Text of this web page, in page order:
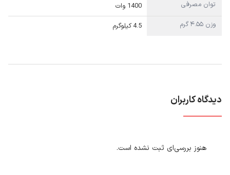
توان مصرفی
1400 وات
وزن ۴.۵۵ گرم
4.5 کیلوگرم
دیدگاه کاربران
هنوز بررسی‌ای ثبت نشده است.